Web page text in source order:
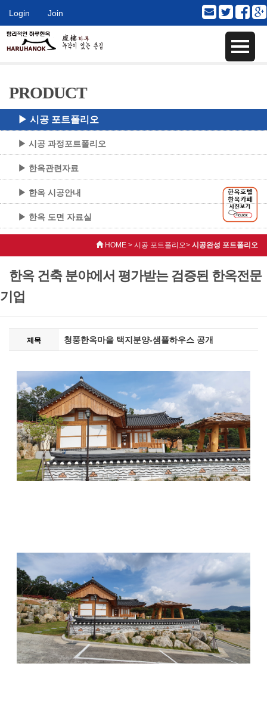
Login Join
PRODUCT
▶ 시공 포트폴리오
▶ 시공 과정포트폴리오
▶ 한옥관련자료
▶ 한옥 시공안내
▶ 한옥 도면 자료실
HOME > 시공 포트폴리오> 시공완성 포트폴리오
한옥 건축 분야에서 평가받는 검증된 한옥전문
기업
제목 청풍한옥마을 택지분양-샘플하우스 공개